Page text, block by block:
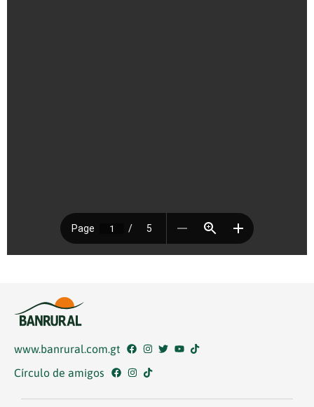
www.banrural.com.gt
Círculo de amigos